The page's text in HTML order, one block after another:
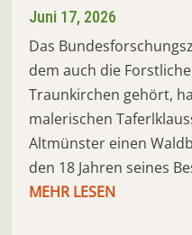
Juni 17, 2026
Das
dem auch die
Traunkirchen gehört,
malerischen
Altmünster einen
den 18 Jahren seines
MEHR LESEN